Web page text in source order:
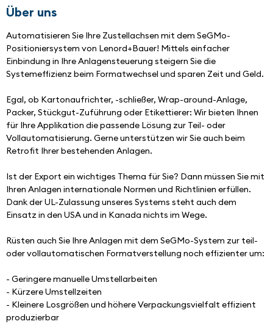
Über uns
Automatisieren Sie Ihre Zustellachsen mit dem SeGMo-
Positioniersystem von Lenord+Bauer! Mittels einfacher
Einbindung in Ihre Anlagensteuerung steigern Sie die
Systemeffizienz beim Formatwechsel und sparen Zeit und Geld.
Egal, ob Kartonaufrichter, -schließer, Wrap-around-Anlage,
Packer, Stückgut-Zuführung oder Etikettierer: Wir bieten Ihnen
für Ihre Applikation die passende Lösung zur Teil- oder
Vollautomatisierung. Gerne unterstützen wir Sie auch beim
Retrofit Ihrer bestehenden Anlagen.
Ist der Export ein wichtiges Thema für Sie? Dann müssen Sie mit
Ihren Anlagen internationale Normen und Richtlinien erfüllen.
Dank der UL-Zulassung unseres Systems steht auch dem
Einsatz in den USA und in Kanada nichts im Wege.
Rüsten auch Sie Ihre Anlagen mit dem SeGMo-System zur teil-
oder vollautomatischen Formatverstellung noch effizienter um:
- Geringere manuelle Umstellarbeiten
- Kürzere Umstellzeiten
- Kleinere Losgrößen und höhere Verpackungsvielfalt effizient
produzierbar